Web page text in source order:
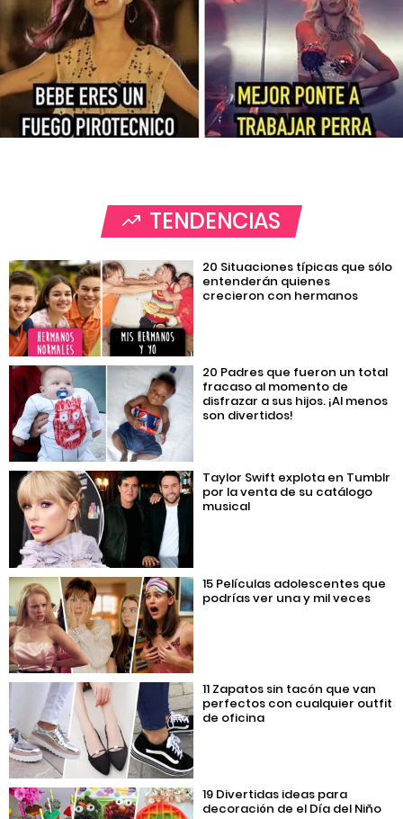
TENDENCIAS
20 Situaciones típicas que sólo
entenderán quienes
crecieron con hermanos
20 Padres que fueron un total
fracaso al momento de
disfrazar a sus hijos. ¡Al menos
son divertidos!
Taylor Swift explota en Tumblr
por la venta de su catálogo
musical
15 Películas adolescentes que
podrías ver una y mil veces
11 Zapatos sin tacón que van
perfectos con cualquier outfit
de oficina
19 Divertidas ideas para
decoración de el Día del Niño